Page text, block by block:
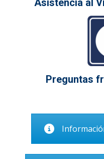
Asistencia al
Preguntas